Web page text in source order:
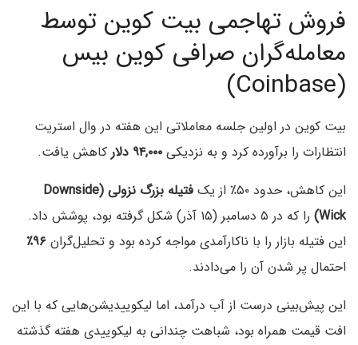
فروش تهاجمی بیت کوین توسط
معامله‌گران صرافی کوین‌ بیس
(Coinbase)
بیت‌ کوین در اولین جلسه معاملاتی این هفته در وال استریت
انتظارات را برآورده کرد و به نزدیکی ۹۴,۰۰۰ دلار
کاهش یافت.
این کاهش، حدود ۵۰٪ از یک
فتیله بزرگ نزولی (Downside
Wick)
را که در ۵ دسامبر (۱۵ آذر) شکل گرفته بود، پوشش داد.
این فتیله بازار را با ناکارآمدی مواجه کرده بود و تحلیل‌گران ۹۶٪
احتمال پر شدن آن را می‌دادند.
این پیش‌بینی درست از آب درآمد، اما لیکوییدیشن‌هایی که با این
افت قیمت همراه بود، شباهت چندانی به لیکوییدی هفته گذشته